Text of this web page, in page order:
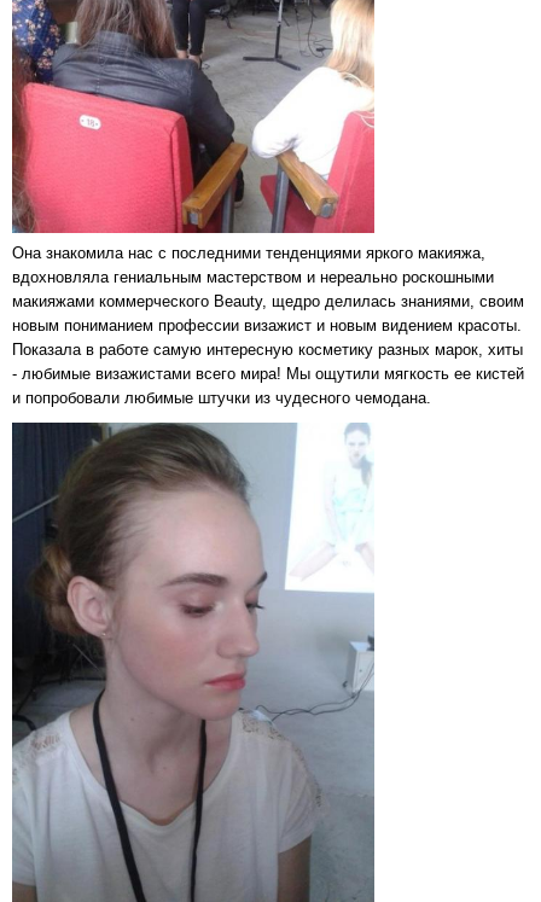
Она знакомила нас с последними тенденциями яркого макияжа,
вдохновляла гениальным мастерством и нереально роскошными
макияжами коммерческого Beauty, щедро делилась знаниями, своим
новым пониманием профессии визажист и новым видением красоты.
Показала в работе самую интересную косметику разных марок, хиты
- любимые визажистами всего мира! Мы ощутили мягкость ее кистей
и попробовали любимые штучки из чудесного чемодана.